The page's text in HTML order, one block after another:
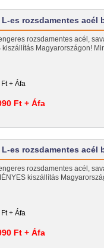
L-es rozsdamentes
rozsdamentes acél,
kiszállítás Magyarországon!
+ Áfa
Ft + Áfa
L-es rozsdamentes
rozsdamentes acél,
kiszállítás
+ Áfa
Ft + Áfa